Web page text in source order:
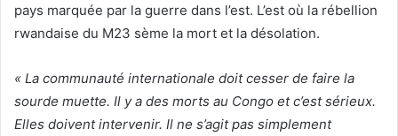
pays marquée par la guerre dans l’est. L’est où la rébellion
rwandaise du M23 sème la mort et la désolation.
« La communauté internationale doit cesser de faire la
sourde muette. Il y a des morts au Congo et c’est sérieux.
Elles doivent intervenir. Il ne s’agit pas simplement